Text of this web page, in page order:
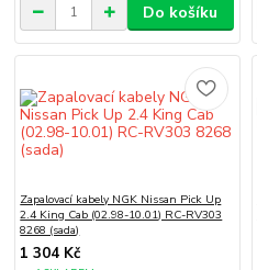
Do košíku
Zapalovací kabely NGK Nissan Pick Up
2.4 King Cab (02.98-10.01) RC-RV303
8268 (sada)
1 304 Kč